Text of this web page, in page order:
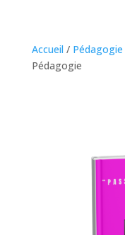
Accueil / Pédagogie
Pédagogie